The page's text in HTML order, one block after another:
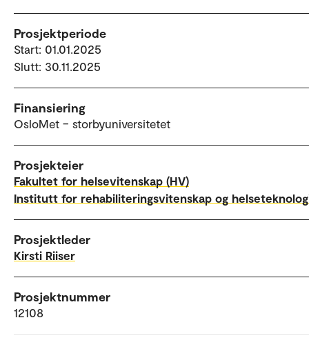
Prosjektperiode
Start: 01.01.2025
Slutt: 30.11.2025
Finansiering
OsloMet – storbyuniversitetet
Prosjekteier
Fakultet for helsevitenskap (HV)
Institutt for rehabiliteringsvitenskap og
Prosjektleder
Kirsti Riiser
Prosjektnummer
12108